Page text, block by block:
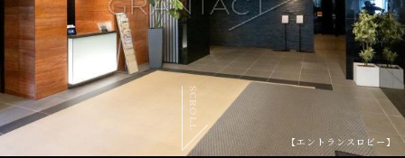
【エントランスロビー】
SCROLL